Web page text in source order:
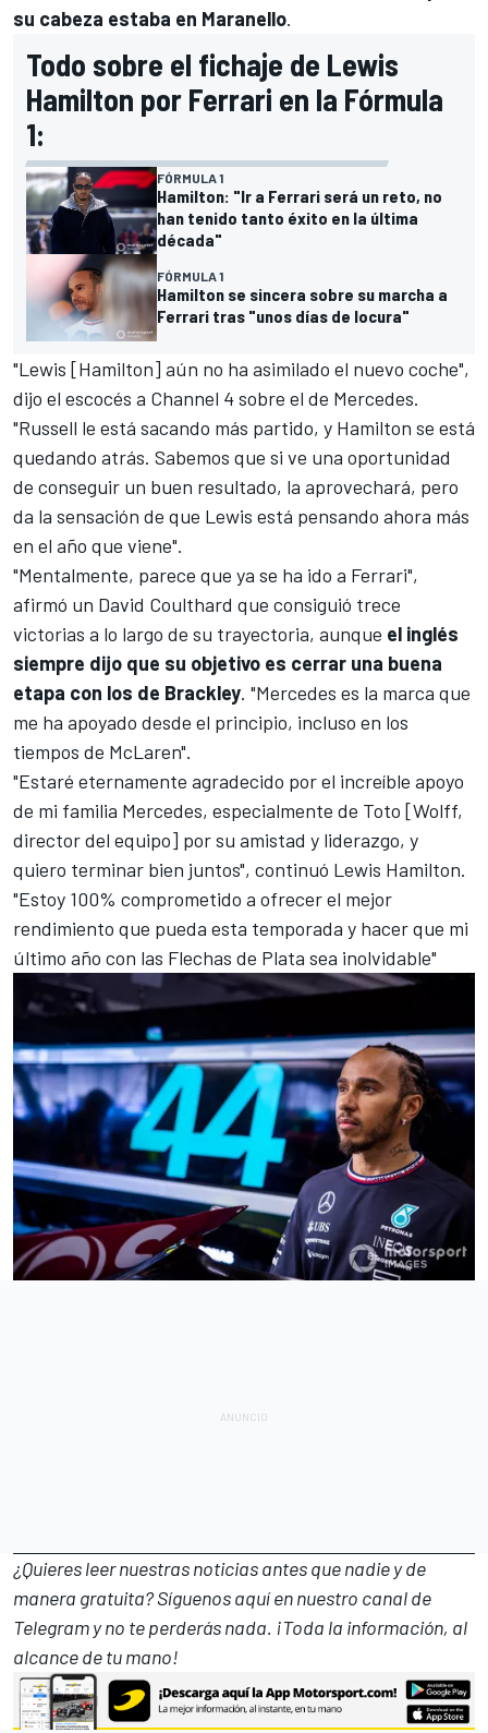
su cabeza estaba en Maranello.
Todo sobre el fichaje de Lewis
Hamilton por Ferrari en la Fórmula
1:
FÓRMULA 1
Hamilton: "Ir a Ferrari será un reto, no
han tenido tanto éxito en la última
década"
FÓRMULA 1
Hamilton se sincera sobre su marcha a
Ferrari tras "unos días de locura"
"Lewis [Hamilton] aún no ha asimilado el nuevo coche",
dijo el escocés a Channel 4sobre el de Mercedes.
"Russell le está sacando más partido, y Hamilton se está
quedando atrás. Sabemos que si ve una oportunidad
de conseguir un buen resultado, la aprovechará, pero
da la sensación de que Lewis está pensando ahora más
en el año que viene".
"Mentalmente, parece que ya se ha ido a Ferrari",
afirmó un David Coulthard que consiguió trece
victorias a lo largo de su trayectoria, aunque el inglés
siempre dijo que su objetivo es cerrar una buena
etapa con los de Brackley. "Mercedes es la marca que
me ha apoyado desde el principio, incluso en los
tiempos de McLaren".
"Estaré eternamente agradecido por el increíble apoyo
de mi familia Mercedes, especialmente de Toto [Wolff,
director del equipo] por su amistad y liderazgo, y
quiero terminar bien juntos", continuó Lewis Hamilton.
"Estoy 100% comprometido a ofrecer el mejor
rendimiento que pueda esta temporada y hacer que mi
último año con las Flechas de Plata sea inolvidable"
¿Quieres leer nuestras noticias antes que nadie y de
manera gratuita? Síguenosaquí en nuestro canal de
Telegramy no te perderás nada. ¡Toda la información, al
alcance de tu mano!